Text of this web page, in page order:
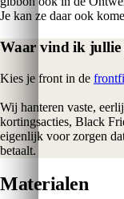
Je kan ze daar ook
Waar vind ik jullie
Kies je front in de
Wij hanteren vaste,
kortingsacties, Black
eigenlijk voor zorgen
betaalt.
Materialen